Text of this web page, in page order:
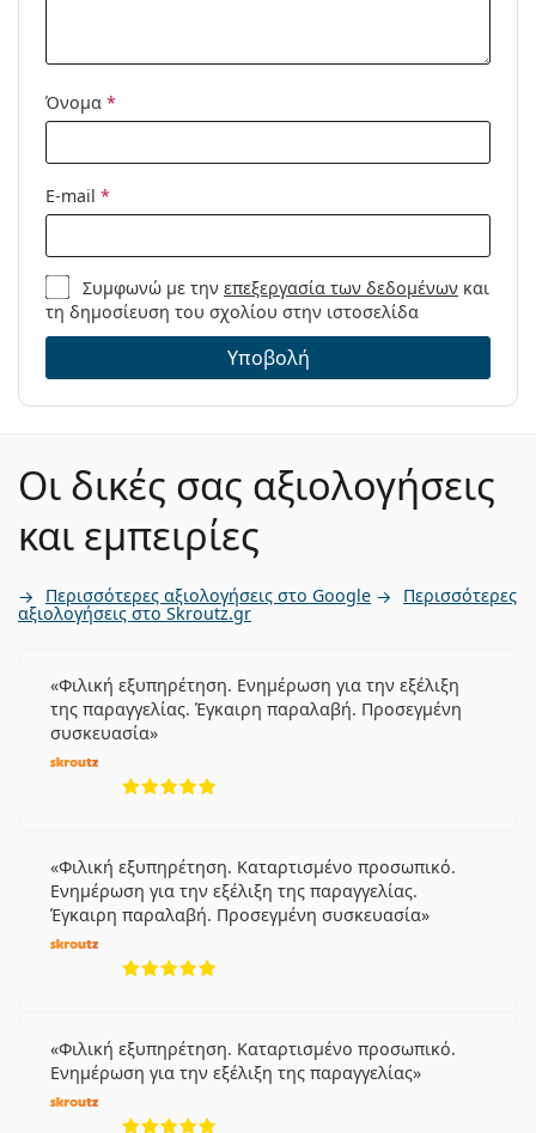
Όνομα *
E-mail *
Συμφωνώ με τηνεπεξεργασία των δεδομένων και
τη δημοσίευση του σχολίου στην ιστοσελίδα
Υποβολή
Οι δικές σας αξιολογήσεις
και εμπειρίες
Περισσότερες αξιολογήσεις στο Google Περισσότερες
αξιολογήσεις στο Skroutz.gr
Φιλική εξυπηρέτηση. Ενημέρωση για την εξέλιξη
της παραγγελίας. Έγκαιρη παραλαβή. Προσεγμένη
συσκευασία
Φιλική εξυπηρέτηση. Καταρτισμένο προσωπικό.
Ενημέρωση για την εξέλιξη της παραγγελίας.
Έγκαιρη παραλαβή. Προσεγμένη συσκευασία
Φιλική εξυπηρέτηση. Καταρτισμένο προσωπικό.
Ενημέρωση για την εξέλιξη της παραγγελίας